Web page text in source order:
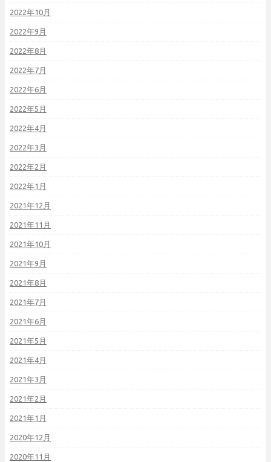
2022年10月
2022年9月
2022年8月
2022年7月
2022年6月
2022年5月
2022年4月
2022年3月
2022年2月
2022年1月
2021年12月
2021年11月
2021年10月
2021年9月
2021年8月
2021年7月
2021年6月
2021年5月
2021年4月
2021年3月
2021年2月
2021年1月
2020年12月
2020年11月